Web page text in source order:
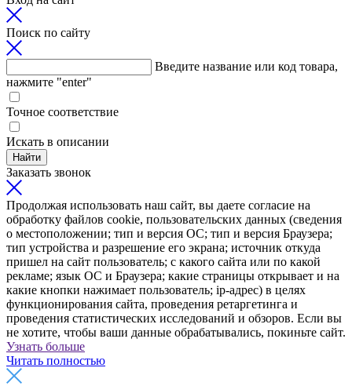
Поиск по сайту
Введите название или код товара,
нажмите "enter"
Точное соответствие
Искать в описании
Найти
Заказать звонок
Продолжая использовать наш сайт, вы даете согласие на
обработку файлов cookie, пользовательских данных (сведения
о местоположении; тип и версия ОС; тип и версия Браузера;
тип устройства и разрешение его экрана; источник откуда
пришел на сайт пользователь; с какого сайта или по какой
рекламе; язык ОС и Браузера; какие страницы открывает и на
какие кнопки нажимает пользователь; ip-адрес) в целях
функционирования сайта, проведения ретаргетинга и
проведения статистических исследований и обзоров. Если вы
не хотите, чтобы ваши данные обрабатывались, покиньте сайт.
Узнать больше
Читать полностью